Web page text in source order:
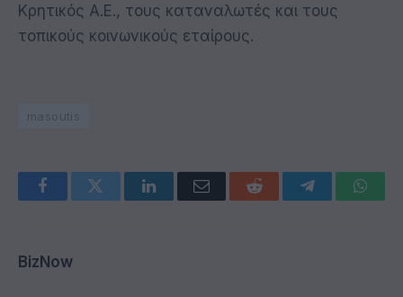
Κρητικός Α.Ε., τους καταναλωτές και τους
τοπικούς κοινωνικούς εταίρους.
masoutis
FacebookTwitter LinkedInEmail Reddit Telegram
BizNow